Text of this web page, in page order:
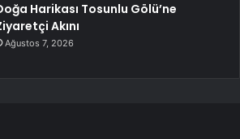
Harikası Tosunlu Gölü’ne
Akını
Ağustos 7, 2026